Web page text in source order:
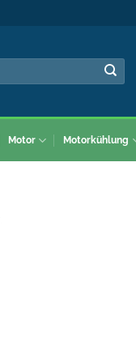
Motor Motorkühlung